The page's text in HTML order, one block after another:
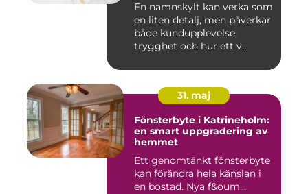
En namnskylt kan verka som
en liten detalj, men påverkar
både kundupplevelse,
trygghet och hur ett v...
31. maj
Fönsterbyte i Katrineholm:
en smart uppgradering av
hemmet
Ett genomtänkt fönsterbyte
kan förändra hela känslan i
en bostad. Nya f&oum...